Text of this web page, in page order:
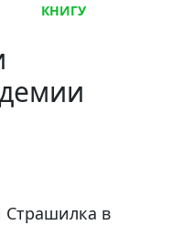
КНИГУ
Страшилка в